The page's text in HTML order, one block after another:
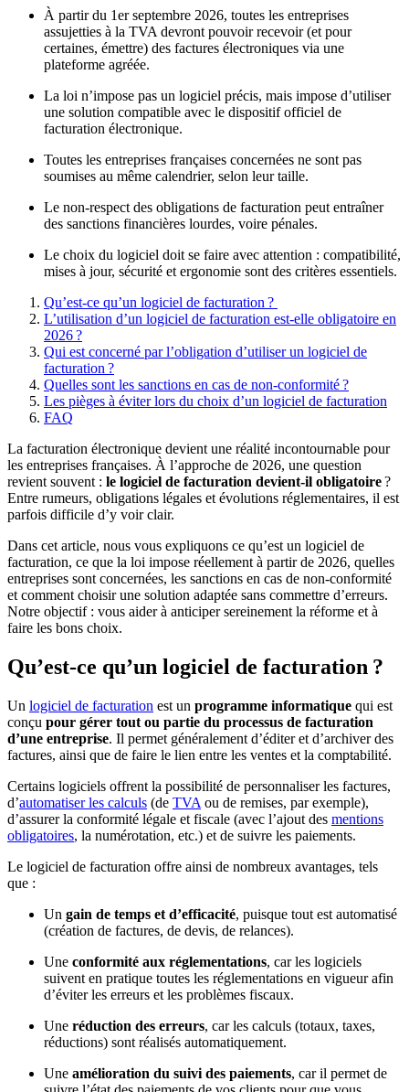
À partir du 1er septembre 2026, toutes les entreprises
assujetties à la TVA devront pouvoir recevoir (et pour
certaines, émettre) des factures électroniques via une
plateforme agréée.
La loi n’impose pas un logiciel précis, mais impose d’utiliser
une solution compatible avec le dispositif officiel de
facturation électronique.
Toutes les entreprises françaises concernées ne sont pas
soumises au même calendrier, selon leur taille.
Le non-respect des obligations de facturation peut entraîner
des sanctions financières lourdes, voire pénales.
Le choix du logiciel doit se faire avec attention : compatibilité,
mises à jour, sécurité et ergonomie sont des critères essentiels.
Qu’est-ce qu’un logiciel de facturation ?
L’utilisation d’un logiciel de facturation est-elle obligatoire en
2026 ?
Qui est concerné par l’obligation d’utiliser un logiciel de
facturation ?
Quelles sont les sanctions en cas de non-conformité ?
Les pièges à éviter lors du choix d’un logiciel de facturation
FAQ
La facturation électronique devient une réalité incontournable pour
les entreprises françaises. À l’approche de 2026, une question
revient souvent : le logiciel de facturation devient-il obligatoire?
Entre rumeurs, obligations légales et évolutions réglementaires, il est
parfois difficile d’y voir clair.
Dans cet article, nous vous expliquons ce qu’est un logiciel de
facturation, ce que la loi impose réellement à partir de 2026, quelles
entreprises sont concernées, les sanctions en cas de non-conformité
et comment choisir une solution adaptée sans commettre d’erreurs.
Notre objectif : vous aider à anticiper sereinement la réforme et à
faire les bons choix.
Qu’est-ce qu’un logiciel de facturation ?
Un logiciel de facturation est un programme informatique qui est
conçu pour gérer tout ou partie du processus de facturation
d’une entreprise. Il permet généralement d’éditer et d’archiver des
factures, ainsi que de faire le lien entre les ventes et la comptabilité.
Certains logiciels offrent la possibilité de personnaliser les factures,
d’automatiser les calculs (de TVA ou de remises, par exemple),
d’assurer la conformité légale et fiscale (avec l’ajout des mentions
obligatoires, la numérotation, etc.) et de suivre les paiements.
Le logiciel de facturation offre ainsi de nombreux avantages, tels
que :
Un gain de temps et d’efficacité, puisque tout est automatisé
(création de factures, de devis, de relances).
Une conformité aux réglementations, car les logiciels
suivent en pratique toutes les réglementations en vigueur afin
d’éviter les erreurs et les problèmes fiscaux.
Une réduction des erreurs, car les calculs (totaux, taxes,
réductions) sont réalisés automatiquement.
Une amélioration du suivi des paiements, car il permet de